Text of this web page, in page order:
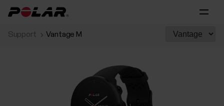
Support Vantage M